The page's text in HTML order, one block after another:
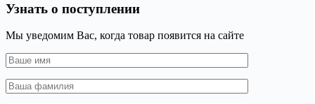
Узнать о поступлении
Мы уведомим Вас, когда товар появится на сайте